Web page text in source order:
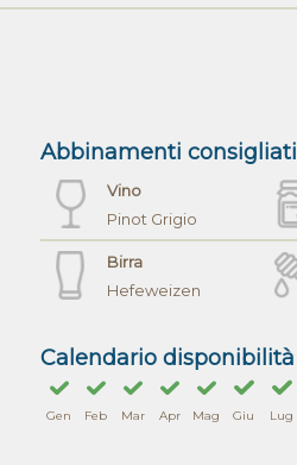
Abbinamenti consigliati
Vino
Pinot Grigio
Birra
Hefeweizen
Calendario disponibilità
Gen Feb Mar Apr Mag Giu Lug